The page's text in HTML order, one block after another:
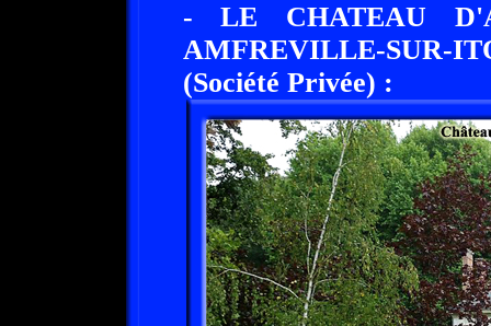
- LE CHATEAU
AMFREVILLE-SUR-
(Société Privée) :